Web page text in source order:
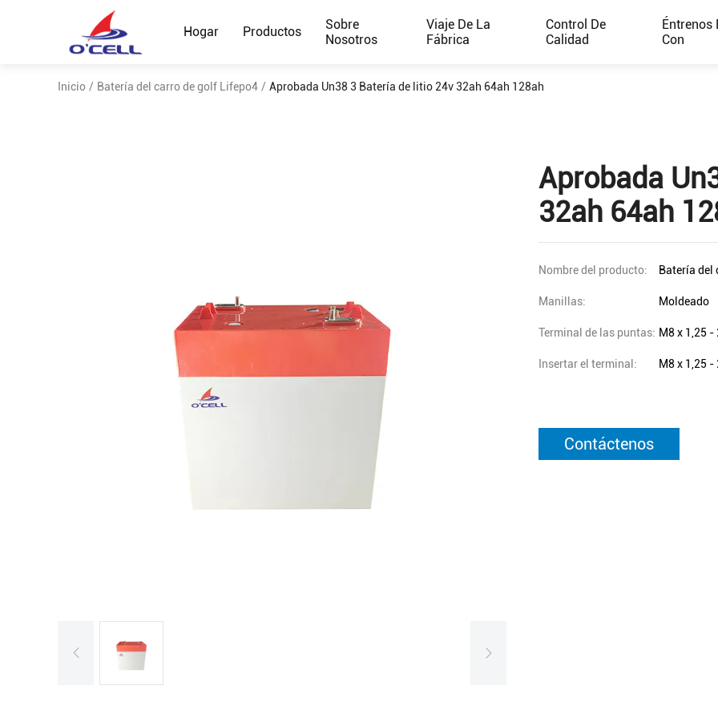
Hogar Productos
Sobre
Nosotros
Viaje De La
Fábrica
Control De
Calidad
Éntrenos
Con
Inicio / Batería del carro de golf Lifepo4 / Aprobada Un38 3 Batería de litio 24v 32ah 64ah 128ah
Aprobada
32ah 64ah
Nombre del producto: Batería del
Manillas: Moldeado
Terminal de las puntas: M8 x 1,25 -
Insertar el terminal: M8 x 1,25 -
Contáctenos